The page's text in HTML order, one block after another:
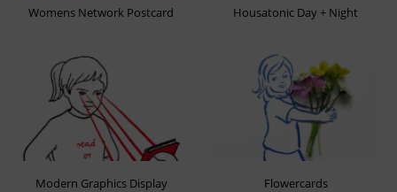
Womens Network Postcard Housatonic Day + Night
Modern Graphics Display Flowercards